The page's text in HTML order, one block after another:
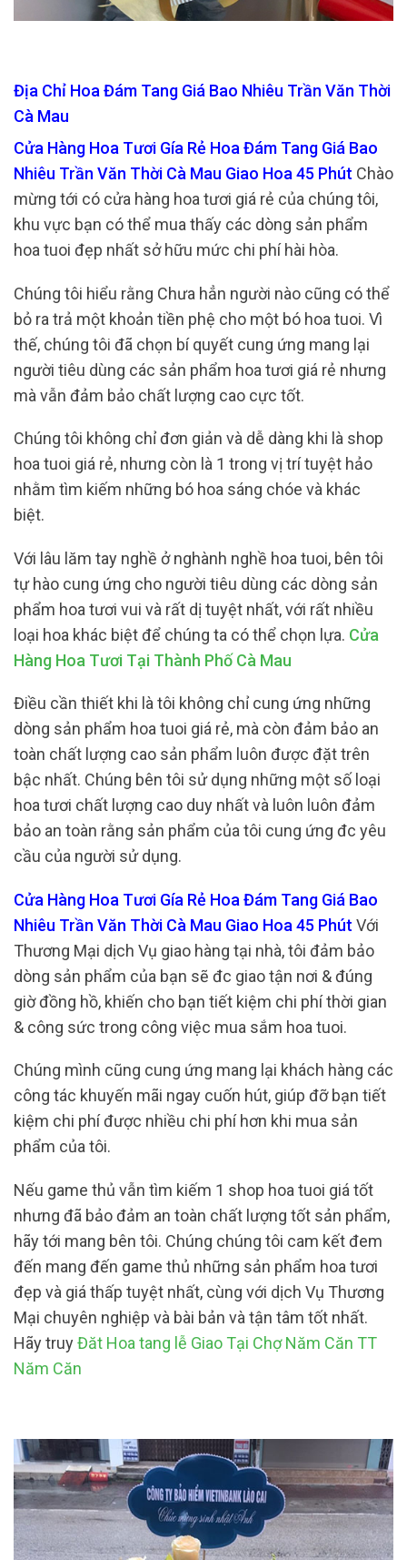
Địa Chỉ Hoa Đám Tang Giá Bao Nhiêu Trần Văn Thời
Cà Mau
Cửa Hàng Hoa Tươi Gía Rẻ Hoa Đám Tang Giá Bao
Nhiêu Trần Văn Thời Cà Mau Giao Hoa 45 Phút Chào
mừng tới có cửa hàng hoa tươi giá rẻ của chúng tôi,
khu vực bạn có thể mua thấy các dòng sản phẩm
hoa tuoi đẹp nhất sở hữu mức chi phí hài hòa.
Chúng tôi hiểu rằng Chưa hẳn người nào cũng có thể
bỏ ra trả một khoản tiền phệ cho một bó hoa tuoi. Vì
thế, chúng tôi đã chọn bí quyết cung ứng mang lại
người tiêu dùng các sản phẩm hoa tươi giá rẻ nhưng
mà vẫn đảm bảo chất lượng cao cực tốt.
Chúng tôi không chỉ đơn giản và dễ dàng khi là shop
hoa tuoi giá rẻ, nhưng còn là 1 trong vị trí tuyệt hảo
nhằm tìm kiếm những bó hoa sáng chóe và khác
biệt.
Với lâu lăm tay nghề ở nghành nghề hoa tuoi, bên tôi
tự hào cung ứng cho người tiêu dùng các dòng sản
phẩm hoa tươi vui và rất dị tuyệt nhất, với rất nhiều
loại hoa khác biệt để chúng ta có thể chọn lựa. Cửa
Hàng Hoa Tươi Tại Thành Phố Cà Mau
Điều cần thiết khi là tôi không chỉ cung ứng những
dòng sản phẩm hoa tuoi giá rẻ, mà còn đảm bảo an
toàn chất lượng cao sản phẩm luôn được đặt trên
bậc nhất. Chúng bên tôi sử dụng những một số loại
hoa tươi chất lượng cao duy nhất và luôn luôn đảm
bảo an toàn rằng sản phẩm của tôi cung ứng đc yêu
cầu của người sử dụng.
Cửa Hàng Hoa Tươi Gía Rẻ Hoa Đám Tang Giá Bao
Nhiêu Trần Văn Thời Cà Mau Giao Hoa 45 Phút Với
Thương Mại dịch Vụ giao hàng tại nhà, tôi đảm bảo
dòng sản phẩm của bạn sẽ đc giao tận nơi & đúng
giờ đồng hồ, khiến cho bạn tiết kiệm chi phí thời gian
& công sức trong công việc mua sắm hoa tuoi.
Chúng mình cũng cung ứng mang lại khách hàng các
công tác khuyến mãi ngay cuốn hút, giúp đỡ bạn tiết
kiệm chi phí được nhiều chi phí hơn khi mua sản
phẩm của tôi.
Nếu game thủ vẫn tìm kiếm 1 shop hoa tuoi giá tốt
nhưng đã bảo đảm an toàn chất lượng tốt sản phẩm,
hãy tới mang bên tôi. Chúng chúng tôi cam kết đem
đến mang đến game thủ những sản phẩm hoa tươi
đẹp và giá thấp tuyệt nhất, cùng với dịch Vụ Thương
Mại chuyên nghiệp và bài bản và tận tâm tốt nhất.
Hãy truyĐăt Hoa tang lễ Giao Tại Chợ Năm Căn TT
Năm Căn